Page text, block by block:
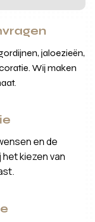
jaloezieën,
Wij maken
en de
kiezen van